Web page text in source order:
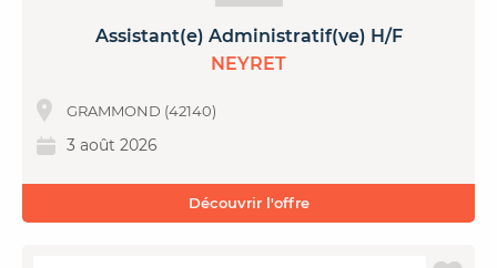
Assistant(e) Administratif(ve) H/F
NEYRET
GRAMMOND (42140)
3 août 2026
Découvrir l'offre